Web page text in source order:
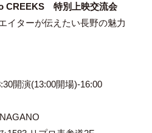
特別上映交流会
イターが伝えたい長野の魅力
開演(13:00開場)-16:00